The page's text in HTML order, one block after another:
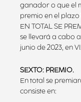
ganador o que el
premio en el plazo
EN TOTAL SE
se llevará a cabo
junio de 2023, en
SEXTO: PREMIO.
En total se
consiste en: